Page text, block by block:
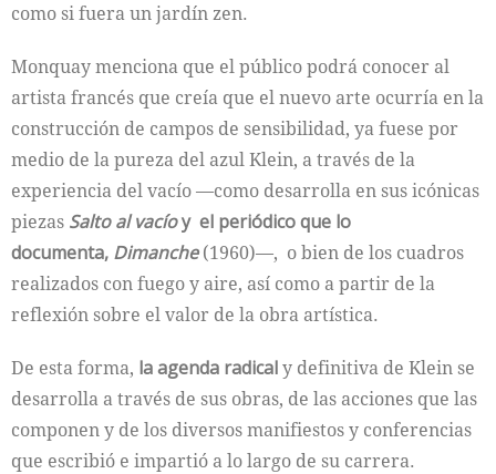
como si fuera un jardín zen.
Monquay menciona que el público podrá conocer al
artista francés que creía que el nuevo arte ocurría en la
construcción de campos de sensibilidad, ya fuese por
medio de la pureza del azul Klein, a través de la
experiencia del vacío —como desarrolla en sus icónicas
piezas Salto al vacíoy el periódico que lo
documenta, Dimanche(1960)—, o bien de los cuadros
realizados con fuego y aire, así como a partir de la
reflexión sobre el valor de la obra artística.
De esta forma, la agenda radicaly definitiva de Klein se
desarrolla a través de sus obras, de las acciones que las
componen y de los diversos manifiestos y conferencias
que escribió e impartió a lo largo de su carrera.